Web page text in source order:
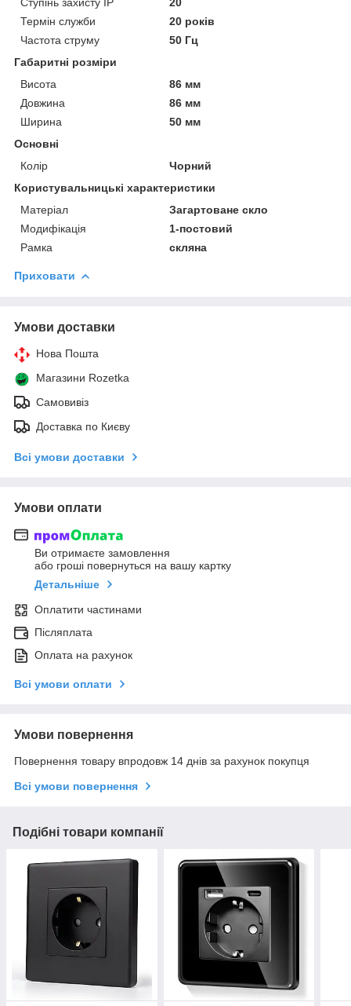
Термін служби
20 років
Частота струму
50 Гц
Габаритні розміри
Висота
86 мм
Довжина
86 мм
Ширина
50 мм
Основні
Колір
Чорний
Користувальницькі характеристики
Матеріал
Загартоване скло
Модифікація
1-постовий
Рамка
скляна
Приховати
Умови доставки
Нова Пошта
Магазини Rozetka
Самовивіз
Доставка по Києву
Всі умови доставки
Умови оплати
Ви отримаєте замовлення
або гроші повернуться на вашу картку
Детальніше
Оплатити частинами
Післяплата
Оплата на рахунок
Всі умови оплати
Умови повернення
Повернення товару впродовж 14 днів за рахунок покупця
Всі умови повернення
Подібні товари компанії